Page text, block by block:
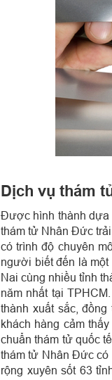
Dịch vụ thám
Được hình thành dựa
thám tử Nhân Đức
có trình độ chuyên
người biết đến là
Nai cùng nhiều tỉnh
năm nhất tại
thành xuất sắc,
khách hàng cảm thấy
chuẩn thám tử quốc
thám tử Nhân Đức có
rộng xuyên sốt 63